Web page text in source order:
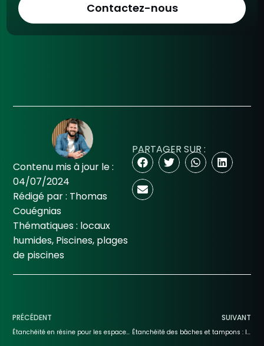
Contactez-nous
Contenu mis à jour le :
04/07/2024
Rédigé par : Thomas
Couégnias
Thématiques : locaux
humides, Piscines, plages
de piscines
PARTAGER SUR :
PRÉCÉDENT
Étanchéité en résine pour les espaces commerciaux
SUIVANT
Étanchéité des bâches et tampons : l’utilisation de la résine